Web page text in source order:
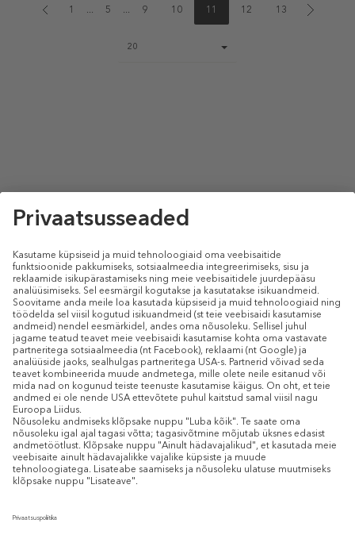
1 ... 5 ... 9 10 11 12 13
size
20